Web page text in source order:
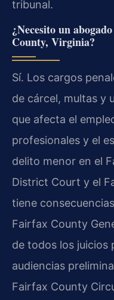
tribunal.
¿Necesito un
County, Virginia?
Sí. Los cargos
de cárcel, multas y
que afecta el
profesionales y el
delito menor en el
District Court y el
tiene
Fairfax County
de todos los juicios
audiencias
Fairfax County